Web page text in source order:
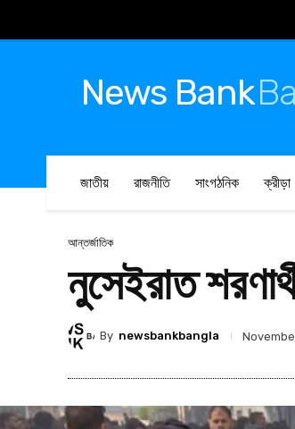
News Bank
জাতীয় রাজনীতি সাংগঠনিক ক্রীড়া
আন্তর্জাতিক
নুসেইরাত
By newsbankbangla